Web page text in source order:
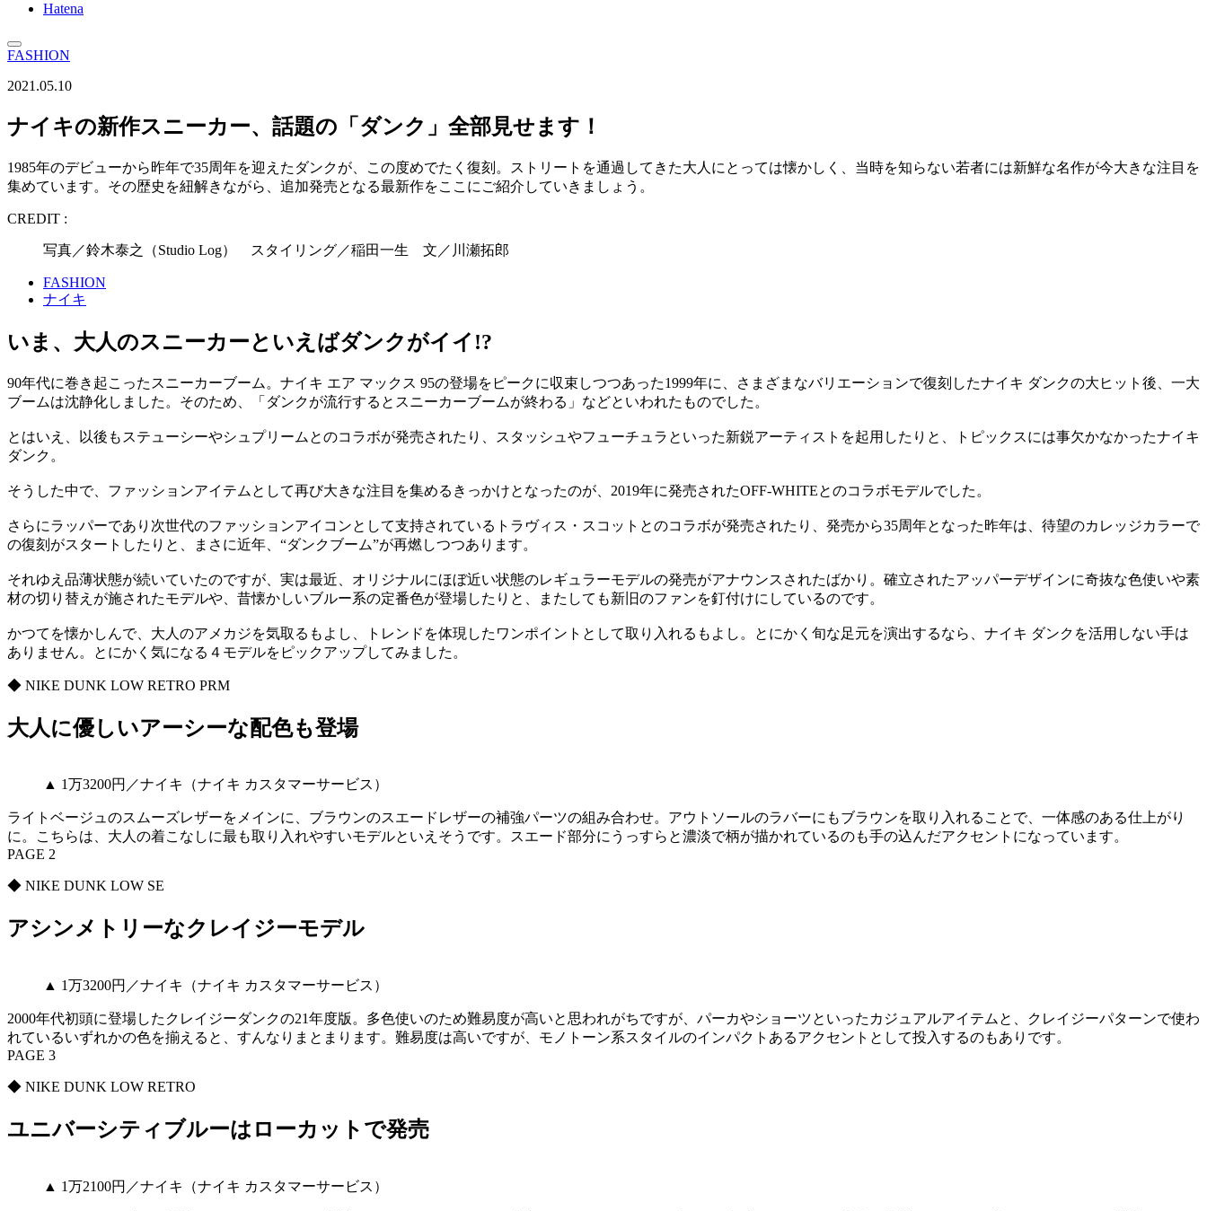
Hatena
FASHION
2021.05.10
ナイキの新作スニーカー、話題の「ダンク」全部見せます！
1985年のデビューから昨年で35周年を迎えたダンクが、この度めでたく復刻。ストリートを通過してきた大人にとっては懐かしく、当時を知らない若者には新鮮な名作が今大きな注目を
集めています。その歴史を紐解きながら、追加発売となる最新作をここにご紹介していきましょう。
CREDIT :
写真／鈴木泰之（Studio Log） スタイリング／稲田一生 文／川瀬拓郎
FASHION
ナイキ
いま、大人のスニーカーといえばダンクがイイ!?
90年代に巻き起こったスニーカーブーム。ナイキ エア マックス 95の登場をピークに収束しつつあった1999年に、さまざまなバリエーションで復刻したナイキ ダンクの大ヒット後、一大
ブームは沈静化しました。そのため、「ダンクが流行するとスニーカーブームが終わる」などといわれたものでした。
とはいえ、以後もステューシーやシュプリームとのコラボが発売されたり、スタッシュやフューチュラといった新鋭アーティストを起用したりと、トピックスには事欠かなかったナイキ
ダンク。
そうした中で、ファッションアイテムとして再び大きな注目を集めるきっかけとなったのが、2019年に発売されたOFF-WHITEとのコラボモデルでした。
さらにラッパーであり次世代のファッションアイコンとして支持されているトラヴィス・スコットとのコラボが発売されたり、発売から35周年となった昨年は、待望のカレッジカラーで
の復刻がスタートしたりと、まさに近年、“ダンクブーム”が再燃しつつあります。
それゆえ品薄状態が続いていたのですが、実は最近、オリジナルにほぼ近い状態のレギュラーモデルの発売がアナウンスされたばかり。確立されたアッパーデザインに奇抜な色使いや素
材の切り替えが施されたモデルや、昔懐かしいブルー系の定番色が登場したりと、またしても新旧のファンを釘付けにしているのです。
かつてを懐かしんで、大人のアメカジを気取るもよし、トレンドを体現したワンポイントとして取り入れるもよし。とにかく旬な足元を演出するなら、ナイキ ダンクを活用しない手は
ありません。とにかく気になる４モデルをピックアップしてみました。
◆ NIKE DUNK LOW RETRO PRM
大人に優しいアーシーな配色も登場
▲ 1万3200円／ナイキ（ナイキ カスタマーサービス）
ライトベージュのスムーズレザーをメインに、ブラウンのスエードレザーの補強パーツの組み合わせ。アウトソールのラバーにもブラウンを取り入れることで、一体感のある仕上がり
に。こちらは、大人の着こなしに最も取り入れやすいモデルといえそうです。スエード部分にうっすらと濃淡で柄が描かれているのも手の込んだアクセントになっています。
PAGE 2
◆ NIKE DUNK LOW SE
アシンメトリーなクレイジーモデル
▲ 1万3200円／ナイキ（ナイキ カスタマーサービス）
2000年代初頭に登場したクレイジーダンクの21年度版。多色使いのため難易度が高いと思われがちですが、パーカやショーツといったカジュアルアイテムと、クレイジーパターンで使わ
れているいずれかの色を揃えると、すんなりまとまります。難易度は高いですが、モノトーン系スタイルのインパクトあるアクセントとして投入するのもありです。
PAGE 3
◆ NIKE DUNK LOW RETRO
ユニバーシティブルーはローカットで発売
▲ 1万2100円／ナイキ（ナイキ カスタマーサービス）